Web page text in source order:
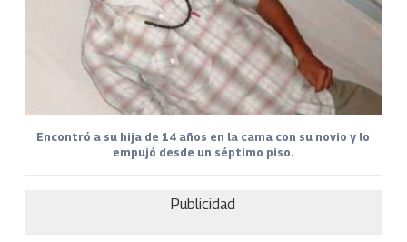
Encontró a su hija de 14 años en la cama con su novio y lo
empujó desde un séptimo piso.
Publicidad